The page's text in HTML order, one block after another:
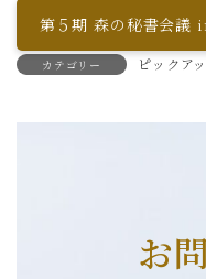
第５期 森の秘書会議
カテゴリー ピックア
お